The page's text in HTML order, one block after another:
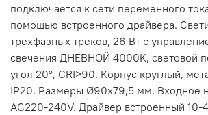
подключается к сети переменного
помощью встроенного драйвера.
трехфазных треков, 26 Вт с
свечения ДНЕВНОЙ 4000K, световой
угол 20°, CRI>90. Корпус круглый,
IP20. Размеры Ø90x79,5 мм. Входное
AC220-240V. Драйвер встроенный